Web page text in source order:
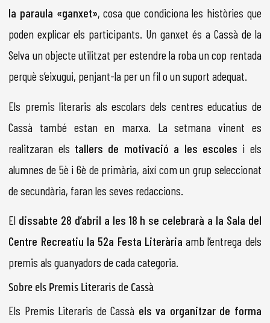
la paraula «ganxet», cosa que condiciona les històries que
poden explicar els participants. Un ganxet és a Cassà de la
Selva un objecte utilitzat per estendre la roba un cop rentada
perquè s’eixugui, penjant-la per un fil o un suport adequat.
Els premis literaris als escolars dels centres educatius de
Cassà també estan en marxa. La setmana vinent es
realitzaran els tallers de motivació a les escoles i els
alumnes de 5è i 6è de primària, així com un grup seleccionat
de secundària, faran les seves redaccions.
El dissabte 28 d’abril a les 18 h se celebrarà a la Sala del
Centre Recreatiu la 52a Festa Literària amb l’entrega dels
premis als guanyadors de cada categoria.
Sobre els Premis Literaris de Cassà
Els Premis Literaris de Cassà els va organitzar de forma